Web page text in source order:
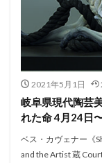
2021年5月1日
岐阜県現代陶芸
れた命 4月24日
ベス・カヴェナー《
and the Artist 蔵